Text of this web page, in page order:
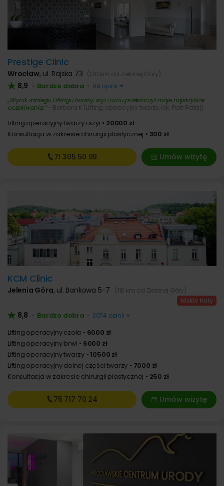
Prestige Clinic
Wrocław, ul. Rajska 73 (130 km od Zielonej Góry)
8,9 • Bardzo dobra • 99 opinii
Wynik zabiegu Liftingu twarzy, szyi i oczu przekroczył moje najskrytsze
oczekiwania. ~ Barbara K (Lifting operacyjny twarzy, lek. Piotr Rataj)
Lifting operacyjny twarzy i szyi
20000 zł
Konsultacja w zakresie chirurgii plastycznej
300 zł
Umów wizytę
71 305 50 99
KCM Clinic
Jelenia Góra, ul. Bankowa 5-7 (116 km od Zielonej Góry)
8,8 • Bardzo dobra • 3074 opinii
Lifting operacyjny czoła
6000 zł
Lifting operacyjny brwi
6000 zł
Lifting operacyjny twarzy
10500 zł
Lifting operacyjny dolnej części twarzy
7000 zł
Konsultacja w zakresie chirurgii plastycznej
250 zł
Umów wizytę
75 717 70 24